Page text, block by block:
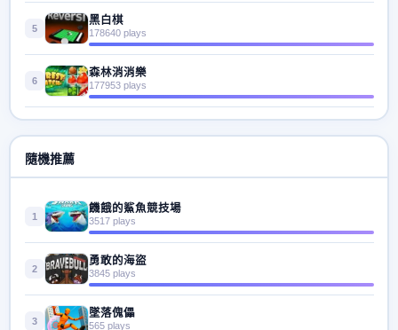
5
黑白棋
178640 plays
6
森林消消樂
177953 plays
隨機推薦
1
饑餓的鯊魚競技場
3517 plays
2
勇敢的海盜
3845 plays
3
墜落傀儡
565 plays